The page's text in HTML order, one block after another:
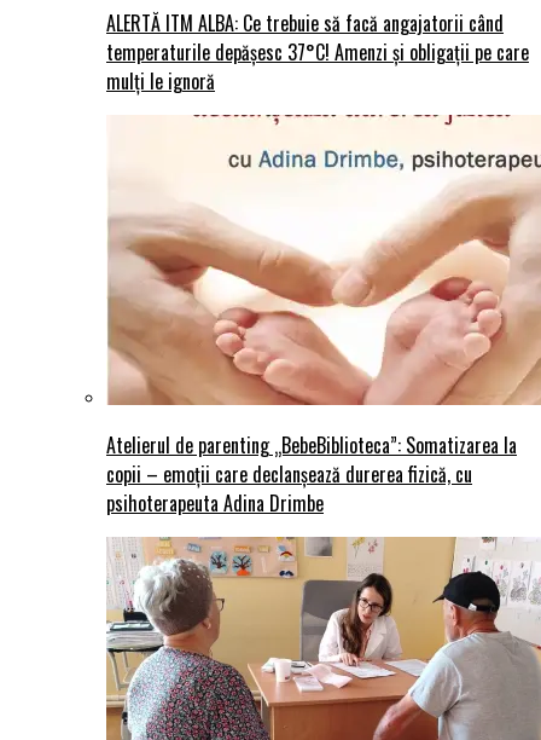
ALERTĂ ITM ALBA: Ce trebuie să facă angajatorii când
temperaturile depășesc 37°C! Amenzi și obligații pe care
mulți le ignoră
Atelierul de parenting „BebeBiblioteca”: Somatizarea la
copii – emoții care declanșează durerea fizică, cu
psihoterapeuta Adina Drimbe